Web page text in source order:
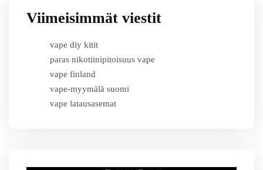
Viimeisimmät viestit
vape diy kitit
paras nikotiinipitoisuus vape
vape finland
vape-myymälä suomi
vape latausasemat